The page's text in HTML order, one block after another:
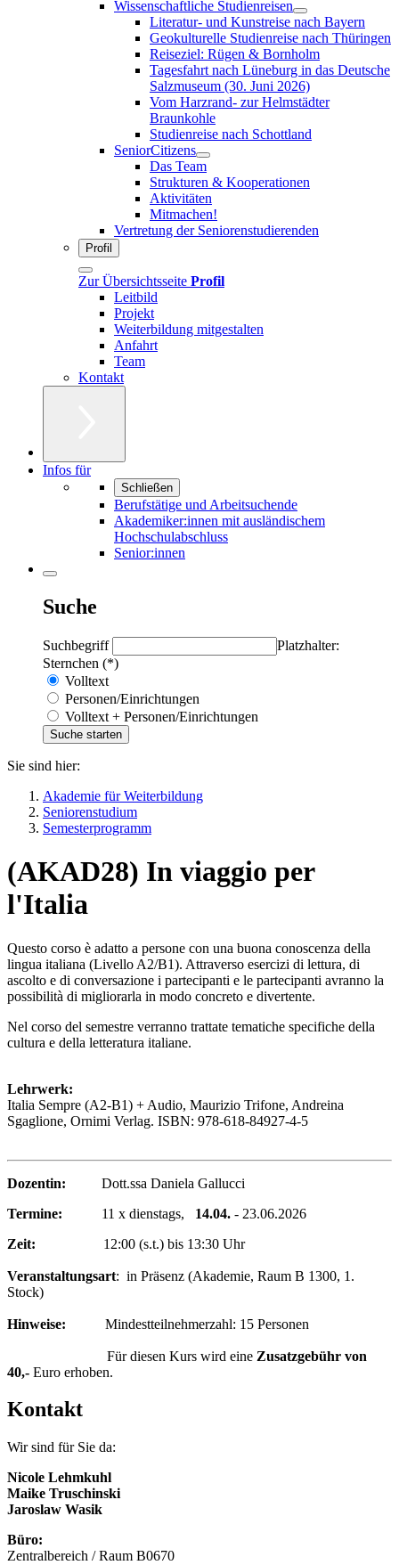
Wissenschaftliche Studienreisen
Literatur- und Kunstreise nach Bayern
Geokulturelle Studienreise nach Thüringen
Reiseziel: Rügen & Bornholm
Tagesfahrt nach Lüneburg in das Deutsche
Salzmuseum (30. Juni 2026)
Vom Harzrand- zur Helmstädter
Braunkohle
Studienreise nach Schottland
SeniorCitizens
Das Team
Strukturen & Kooperationen
Aktivitäten
Mitmachen!
Vertretung der Seniorenstudierenden
Profil
Zur Übersichtsseite Profil
Leitbild
Projekt
Weiterbildung mitgestalten
Anfahrt
Team
Kontakt
Infos für
Schließen
Berufstätige und Arbeitsuchende
Akademiker:innen mit ausländischem
Hochschulabschluss
Senior:innen
Suche
Suchbegriff
Platzhalter:
Sternchen (*)
Volltext
Personen/Einrichtungen
Volltext + Personen/Einrichtungen
Sie sind hier:
Akademie für Weiterbildung
Seniorenstudium
Semesterprogramm
(AKAD28) In viaggio per
l'Italia
Questo corso è adatto a persone con una buona conoscenza della
lingua italiana (Livello A2/B1). Attraverso esercizi di lettura, di
ascolto e di conversazione i partecipanti e le partecipanti avranno la
possibilità di migliorarla in modo concreto e divertente.
Nel corso del semestre verranno trattate tematiche specifiche della
cultura e della letteratura italiane.
Lehrwerk:
Italia Sempre (A2-B1) + Audio, Maurizio Trifone, Andreina
Sgaglione, Ornimi Verlag. ISBN: 978-618-84927-4-5
Dozentin: Dott.ssa Daniela Gallucci
Termine: 11 x dienstags, 14.04. - 23.06.2026
Zeit: 12:00 (s.t.) bis 13:30 Uhr
Veranstaltungsart: in Präsenz (Akademie, Raum B 1300, 1.
Stock)
Hinweise: Mindestteilnehmerzahl: 15 Personen
Für diesen Kurs wird eine Zusatzgebühr von
40,- Euro erhoben.
Kontakt
Wir sind für Sie da:
Nicole Lehmkuhl
Maike Truschinski
Jaroslaw Wasik
Büro:
Zentralbereich / Raum B0670